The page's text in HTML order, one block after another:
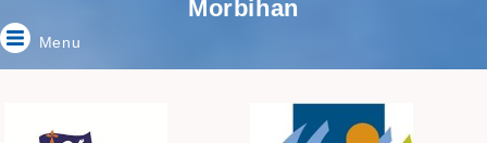
Morbihan
Menu